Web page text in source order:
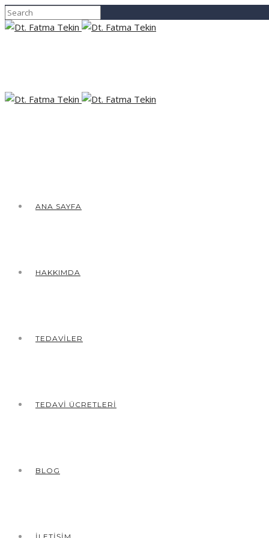
ANA SAYFA
HAKKIMDA
TEDAVILER
TEDAVI ÜCRETLERI
BLOG